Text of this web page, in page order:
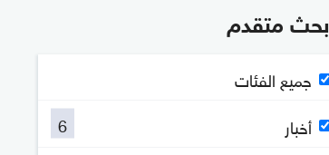
بحث متقدم
جميع الفئات
أخبار
6